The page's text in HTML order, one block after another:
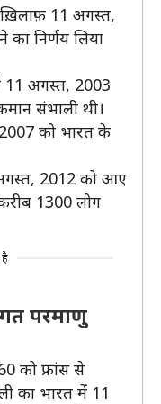
ख़िलाफ़ 11 अगस्त,
निर्णय लिया
11 अगस्त, 2003
संभाली थी।
को भारत के
2012 को आए
1300 लोग
है
परमाणु
को फ्रांस से
का भारत में 11